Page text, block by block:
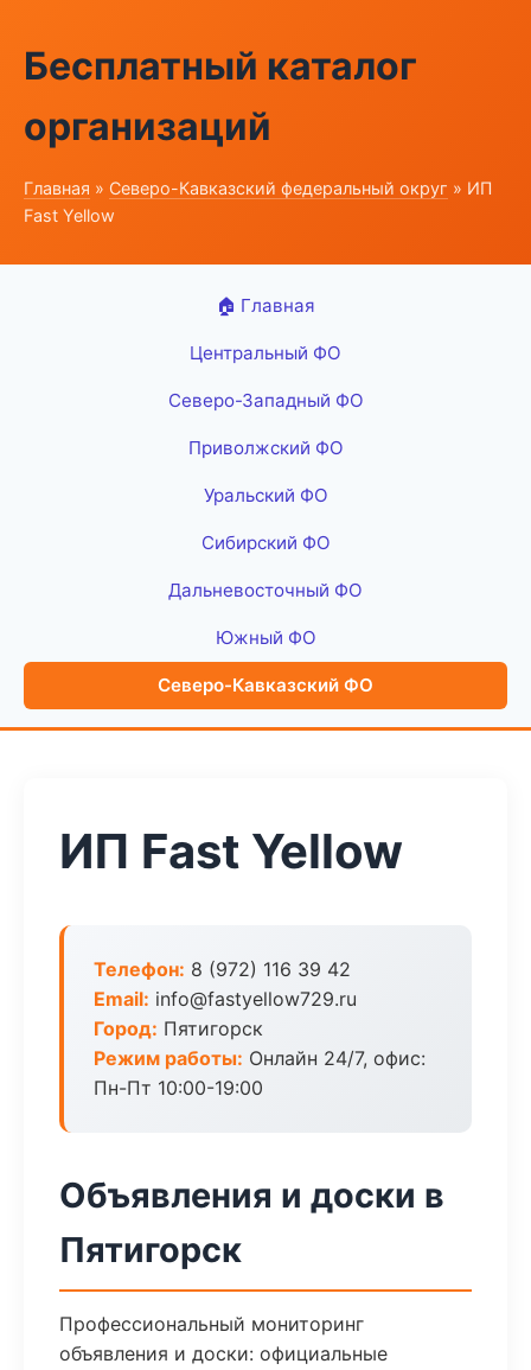
Бесплатный каталог
организаций
Главная » Северо-Кавказский федеральный округ » ИП
Fast Yellow
🏠 Главная
Центральный ФО
Северо-Западный ФО
Приволжский ФО
Уральский ФО
Сибирский ФО
Дальневосточный ФО
Южный ФО
Северо-Кавказский ФО
ИП Fast Yellow
Телефон: 8 (972) 116 39 42
Email: info@fastyellow729.ru
Город: Пятигорск
Режим работы: Онлайн 24/7, офис:
Пн-Пт 10:00-19:00
Объявления и доски в
Пятигорск
Профессиональный мониторинг
объявления и доски: официальные